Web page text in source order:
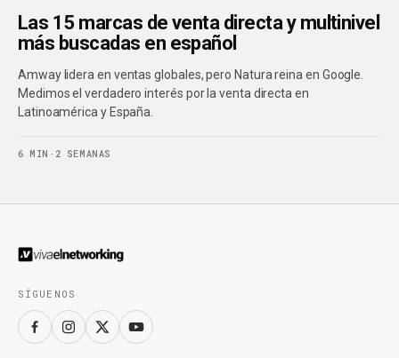
Las 15 marcas de venta directa y multinivel
más buscadas en español
Amway lidera en ventas globales, pero Natura reina en Google.
Medimos el verdadero interés por la venta directa en
Latinoamérica y España.
6 MIN · 2 SEMANAS
SÍGUENOS